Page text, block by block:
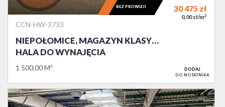
CCN-HW-3733
NIEPOŁOMICE, MAGAZYN KLASY…
HALA DO WYNAJĘCIA
1 500,00 M²
30 475 zł
0,00 zł/m2
BEZ PROWIZJI
DODAJ
DO NOTATNIKA